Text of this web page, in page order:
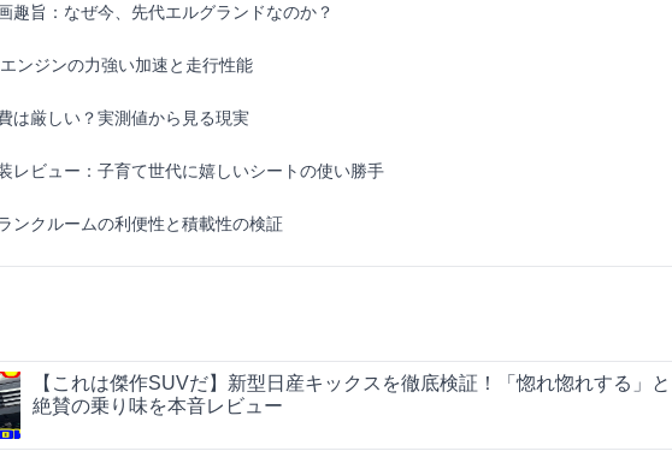
趣旨：なぜ今、先代エルグランドなのか？
ンジンの力強い加速と走行性能
は厳しい？実測値から見る現実
レビュー：子育て世代に嬉しいシートの使い勝手
ンクルームの利便性と積載性の検証
【これは傑作SUVだ】新型日産キックスを徹底検証！「惚れ惚れする」と
絶賛の乗り味を本音レビュー